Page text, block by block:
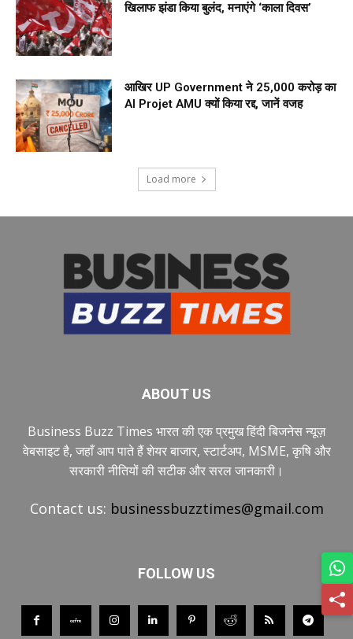
खिलाफ झंडा किया बुलंद, मनाएंगे ‘काला दिवस’
आखिर UP Government ने ₹25,000 करोड़ का
AI Projet AMU क्यों किया रद्द, जानें वजह
Load more
ABOUT US
Business Buzz Times भारत की एक प्रमुख हिंदी बिजनेस न्यूज़
वेबसाइट है, जहाँ आप पाते हैं शेयर बाजार, स्टार्टअप, MSME, कृषि और
सरकारी नीतियों की सटीक और सरल जानकारी।
Contact us: businessbuzztimes@gmail.com
FOLLOW US